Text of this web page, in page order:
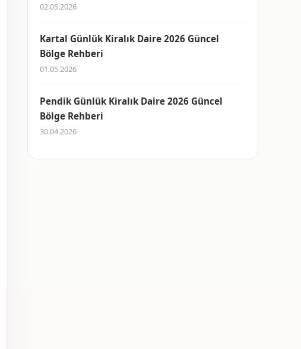
02.05.2026
Kartal Günlük Kiralık Daire 2026 Güncel
Bölge Rehberi
01.05.2026
Pendik Günlük Kiralık Daire 2026 Güncel
Bölge Rehberi
30.04.2026